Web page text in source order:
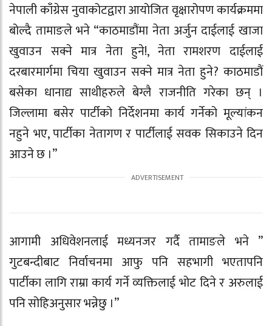
नेपाली काँग्रेस नुवाकोटद्वारा आयोजित वृक्षारोपण कार्यक्रममा
बोल्दै तामाङले भने “काठमाडौंमा नेता अर्जुन दाईलाई खाजा
खुवाउन सक्ने मात्र नेता हुने!, नेता रामशरण दाईलाई
दरबारमार्गमा चिया खुवाउन सक्ने मात्र नेता हुने? काठमाडौं
बसेका धानाद्य साथीहरुले बेग्लै राजनीति गरेका छन् ।
जिल्लामा बसेर पार्टीको निर्देशनमा कार्य गर्नेको मूल्यांकन
नहुने भए, पार्टीका नेतागण र पार्टीलाई सवक सिकाउने दिन
आउने छ ।”
आगामी अधिवेशनलाई मध्यनजर गर्दै तामाङले भने ”
गुटबन्दीबाट निर्वाचनमा आफु पनि सहभागी भएतापनि
पार्टीका लागि राम्रा कार्य गर्ने व्यक्तिलाई भोट दिने र अरुलाई
पनि सोहिअनुसार भन्नेछु ।”